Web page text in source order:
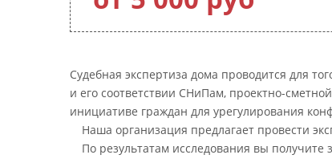
Судебная экспертиза дома проводится для
и его соответствии СНиПам, проектно-
инициативе граждан для урегулирования
Наша организация предлагает провести
По результатам исследования вы